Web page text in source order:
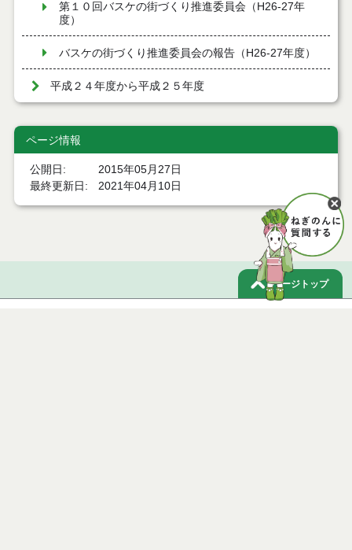
第１０回バスケの街づくり推進委員会（H26-27年
度）
バスケの街づくり推進委員会の報告（H26-27年度）
平成２４年度から平成２５年度
ページ情報
公開日
2015年05月27日
最終更新日
2021年04月10日
ページトップ